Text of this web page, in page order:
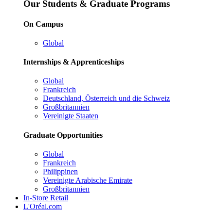
Our Students & Graduate Programs
On Campus
Global
Internships & Apprenticeships
Global
Frankreich
Deutschland, Österreich und die Schweiz
Großbritannien
Vereinigte Staaten
Graduate Opportunities
Global
Frankreich
Philippinen
Vereinigte Arabische Emirate
Großbritannien
In-Store Retail
L'Oréal.com